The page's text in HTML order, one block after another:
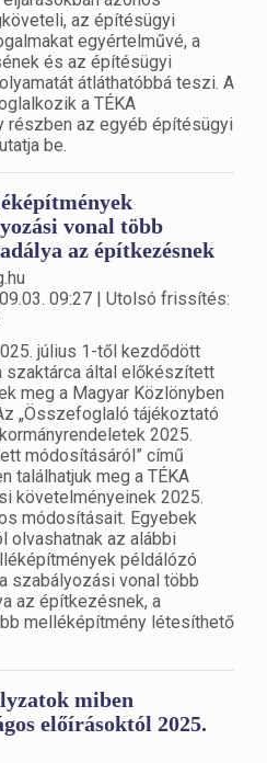
az építésügyi
egyértelművé, a
és az építésügyi
átláthatóbbá teszi. A
a TÉKA
részben az egyéb építésügyi
be.
vonal több
az építkezésnek
09:27 | Utolsó frissítés:
július 1-től kezdődött
szaktárca által előkészített
meg a Magyar Közlönyben
„Összefoglaló tájékoztató
2025.
módosításáról” című
találhatjuk meg a TÉKA
követelményeinek 2025.
módosításait. Egyebek
olvashatnak az alábbi
példálózó
szabályozási vonal több
az építkezésnek, a
melléképítmény létesíthető
miben
előírásoktól 2025.